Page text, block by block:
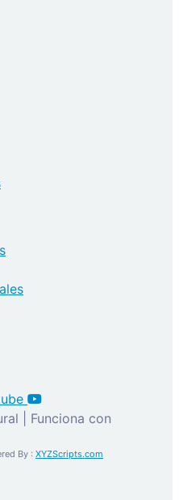
| Funciona con
By : XYZScripts.com